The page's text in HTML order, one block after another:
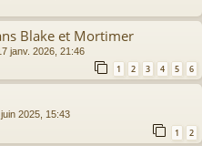
Blake et Mortimer
janv. 2026, 21:46
1 2 3 4 5 6
2025, 15:43
1 2